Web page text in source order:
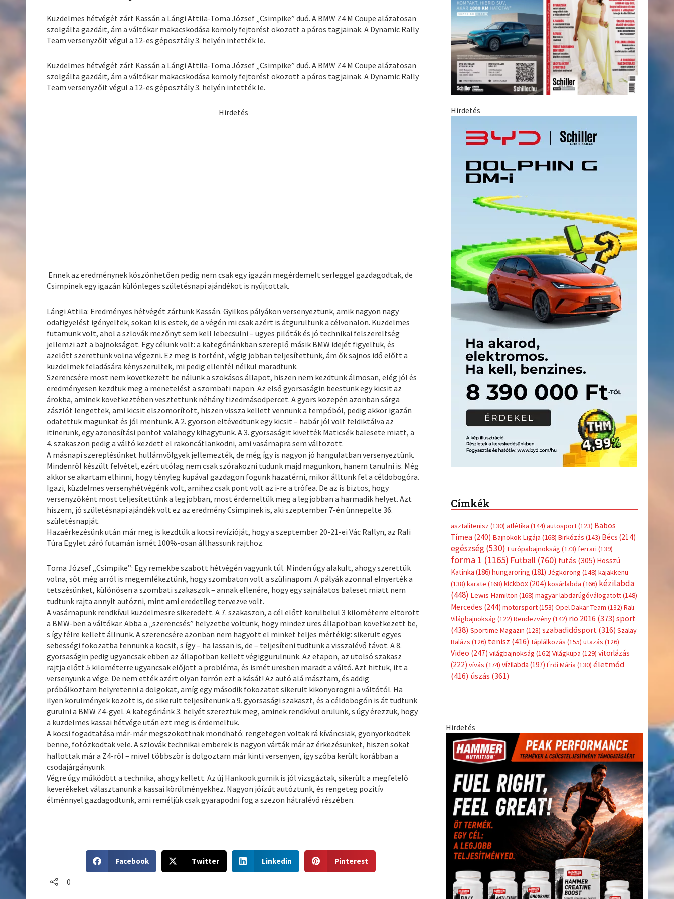
Küzdelmes hétvégét zárt Kassán a Lángi Attila-Toma József „Csimpike” duó. A BMW Z4 M Coupe alázatosan
szolgálta gazdáit, ám a váltókar makacskodása komoly fejtörést okozott a páros tagjainak. A Dynamic Rally
Team versenyzőit végül a 12-es géposztály 3. helyén intették le.
Küzdelmes hétvégét zárt Kassán a Lángi Attila-Toma József „Csimpike” duó. A BMW Z4 M Coupe alázatosan
szolgálta gazdáit, ám a váltókar makacskodása komoly fejtörést okozott a páros tagjainak. A Dynamic Rally
Team versenyzőit végül a 12-es géposztály 3. helyén intették le.
Hirdetés
Ennek az eredménynek köszönhetően pedig nem csak egy igazán megérdemelt serleggel gazdagodtak, de
Csimpinek egy igazán különleges születésnapi ajándékot is nyújtottak.
Lángi Attila: Eredményes hétvégét zártunk Kassán. Gyilkos pályákon versenyeztünk, amik nagyon nagy
odafigyelést igényeltek, sokan ki is estek, de a végén mi csak azért is átgurultunk a célvonalon. Küzdelmes
futamunk volt, ahol a szlovák mezőnyt sem kell lebecsülni – ügyes pilóták és jó technikai felszereltség
jellemzi azt a bajnokságot. Egy célunk volt: a kategóriánkban szereplő másik BMW idejét figyeltük, és
azelőtt szerettünk volna végezni. Ez meg is történt, végig jobban teljesítettünk, ám ők sajnos idő előtt a
küzdelmek feladására kényszerültek, mi pedig ellenfél nélkül maradtunk.
Szerencsére most nem következett be nálunk a szokásos állapot, hiszen nem kezdtünk álmosan, elég jól és
eredményesen kezdtük meg a menetelést a szombati napon. Az első gyorsaságin beestünk egy kicsit az
árokba, aminek következtében vesztettünk néhány tizedmásodpercet. A gyors közepén azonban sárga
zászlót lengettek, ami kicsit elszomorított, hiszen vissza kellett vennünk a tempóból, pedig akkor igazán
odatettük magunkat és jól mentünk. A 2. gyorson eltévedtünk egy kicsit – habár jól volt feldiktálva az
itinerünk, egy azonosítási pontot valahogy kihagytunk. A 3. gyorsaságit kivették Maticsék balesete miatt, a
4. szakaszon pedig a váltó kezdett el rakoncátlankodni, ami vasárnapra sem változott.
A másnapi szereplésünket hullámvölgyek jellemezték, de még így is nagyon jó hangulatban versenyeztünk.
Mindenről készült felvétel, ezért utólag nem csak szórakozni tudunk majd magunkon, hanem tanulni is. Még
akkor se akartam elhinni, hogy tényleg kupával gazdagon fogunk hazatérni, mikor álltunk fel a céldobogóra.
Igazi, küzdelmes versenyhétvégénk volt, amihez csak pont volt az i-re a trófea. De az is biztos, hogy
versenyzőként most teljesítettünk a legjobban, most érdemeltük meg a legjobban a harmadik helyet. Azt
hiszem, jó születésnapi ajándék volt ez az eredmény Csimpinek is, aki szeptember 7-én ünnepelte 36.
születésnapját.
Hazaérkezésünk után már meg is kezdtük a kocsi revízióját, hogy a szeptember 20-21-ei Vác Rallyn, az Rali
Túra Egylet záró futamán ismét 100%-osan állhassunk rajthoz.
Toma József „Csimpike”: Egy remekbe szabott hétvégén vagyunk túl. Minden úgy alakult, ahogy szerettük
volna, sőt még arról is megemlékeztünk, hogy szombaton volt a szülinapom. A pályák azonnal elnyerték a
tetszésünket, különösen a szombati szakaszok – annak ellenére, hogy egy sajnálatos baleset miatt nem
tudtunk rajta annyit autózni, mint ami eredetileg tervezve volt.
A vasárnapunk rendkívül küzdelmesre sikeredett. A 7. szakaszon, a cél előtt körülbelül 3 kilométerre eltörött
a BMW-ben a váltókar. Abba a „szerencsés” helyzetbe voltunk, hogy mindez üres állapotban következett be,
s így félre kellett állnunk. A szerencsére azonban nem hagyott el minket teljes mértékig: sikerült egyes
sebességi fokozatba tennünk a kocsit, s így – ha lassan is, de – teljesíteni tudtunk a visszalévő távot. A 8.
gyorsaságin pedig ugyancsak ebben az állapotban kellett végiggurulnunk. Az etapon, az utolsó szakasz
rajtja előtt 5 kilométerre ugyancsak előjött a probléma, és ismét üresben maradt a váltó. Azt hittük, itt a
versenyünk a vége. De nem ették azért olyan forrón ezt a kását! Az autó alá másztam, és addig
próbálkoztam helyretenni a dolgokat, amíg egy második fokozatot sikerült kikönyörögni a váltótól. Ha
ilyen körülmények között is, de sikerült teljesítenünk a 9. gyorsasági szakaszt, és a céldobogón is át tudtunk
gurulni a BMW Z4-gyel. A kategóriánk 3. helyét szereztük meg, aminek rendkívül örülünk, s úgy érezzük, hogy
a küzdelmes kassai hétvége után ezt meg is érdemeltük.
A kocsi fogadtatása már-már megszokottnak mondható: rengetegen voltak rá kíváncsiak, gyönyörködtek
benne, fotózkodtak vele. A szlovák technikai emberek is nagyon várták már az érkezésünket, hiszen sokat
hallottak már a Z4-ről – mivel többször is dolgoztam már kinti versenyen, így szóba került korábban a
csodajárgányunk.
Végre úgy működött a technika, ahogy kellett. Az új Hankook gumik is jól vizsgáztak, sikerült a megfelelő
keverékeket választanunk a kassai körülményekhez. Nagyon jóízűt autóztunk, és rengeteg pozitív
élménnyel gazdagodtunk, ami reméljük csak gyarapodni fog a szezon hátralévő részében.
h
Facebook
h
Twitter
h
Linkedin
h
Pinterest
0
Hirdetés
Címkék
asztalitenisz(130)atlétika(144)autosport(123)Babos
Tímea
(240)Bajnokok Ligája(168)Birkózás(143)Bécs
(530)Európabajnokság(173)ferrari
forma 1(1165)Futball
Katinka (186) hungaroring (181)
karate(168)kickbox(204)kosárlabda
(448) Lewis Hamilton (168)magyar labdarúgóválogatott
Mercedes (244)motorsport(153)Opel Dakar Team(132)
Világbajnokság(122) Rendezvény(142)rio 2016(373)sport
(438)Sportime Magazin(128)szabadidősport(316)
(126)tenisz(416)táplálkozás (155)utazás(126)
Világkupa(129)vitorlázás
(222)vívás(174)vízilabda(197) Érdi Mária(130)életmód
(416) úszás(361)
Hirdetés